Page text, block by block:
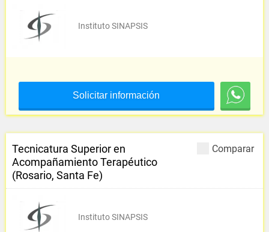
Instituto SINAPSIS
Solicitar información
Comparar
Tecnicatura Superior en
Acompañamiento Terapéutico
(Rosario, Santa Fe)
Instituto SINAPSIS